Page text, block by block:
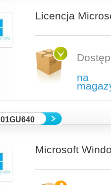
Licencja
na
01GU640
Microsoft